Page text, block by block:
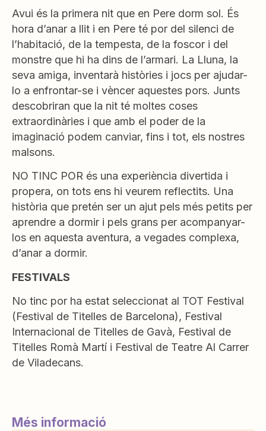
Avui és la primera nit que en Pere dorm sol. És
hora d’anar a llit i en Pere té por del silenci de
l’habitació, de la tempesta, de la foscor i del
monstre que hi ha dins de l’armari. La Lluna, la
seva amiga, inventarà històries i jocs per ajudar-
lo a enfrontar-se i vèncer aquestes pors. Junts
descobriran que la nit té moltes coses
extraordinàries i que amb el poder de la
imaginació podem canviar, fins i tot, els nostres
malsons.
NO TINC POR és una experiència divertida i
propera, on tots ens hi veurem reflectits. Una
història que pretén ser un ajut pels més petits per
aprendre a dormir i pels grans per acompanyar-
los en aquesta aventura, a vegades complexa,
d’anar a dormir.
FESTIVALS
No tinc por ha estat seleccionat al TOT Festival
(Festival de Titelles de Barcelona), Festival
Internacional de Titelles de Gavà, Festival de
Titelles Romà Martí i Festival de Teatre Al Carrer
de Viladecans.
Més informació